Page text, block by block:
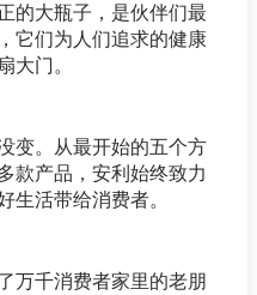
的大瓶子，是伙伴们最
它们为人们追求的健康
大门。
变。从最开始的五个方
款产品，安利始终致力
生活带给消费者。
万千消费者家里的老朋